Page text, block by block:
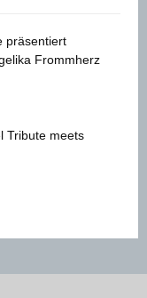
präsentiert
Frommherz
Tribute meets